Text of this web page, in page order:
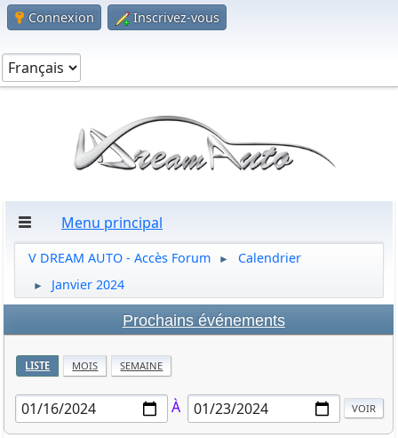
Connexion Inscrivez-vous
Menu principal
V DREAM AUTO - Accès Forum ► Calendrier
► Janvier 2024
Prochains événements
LISTE MOIS SEMAINE
À